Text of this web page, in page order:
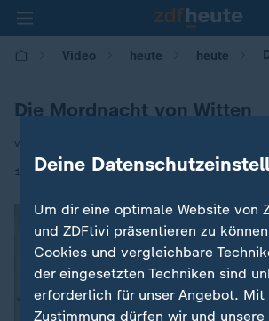
Video heute heute
Die Mordnacht von Witten
von Britta Marks und Melina Rost
15.08.2020 | 06:00
Deine
Um dir eine optimale Website von
und ZDFtivi präsentieren zu
Cookies und vergleichbare
der eingesetzten Techniken sind
erforderlich für unser Angebot. Mit
Zustimmung dürfen wir und